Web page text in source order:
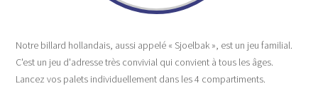
Notre billard hollandais, aussi appelé « Sjoelbak », est un jeu familial.
C'est un jeu d'adresse très convivial qui convient à tous les âges.
Lancez vos palets individuellement dans les 4 compartiments.